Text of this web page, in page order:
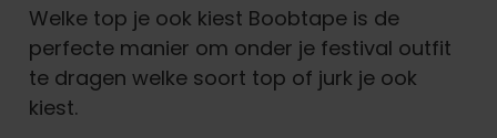
Welke top je ook kiest Boobtape is de
perfecte manier om onder je festival outfit
te dragen welke soort top of jurk je ook
kiest.